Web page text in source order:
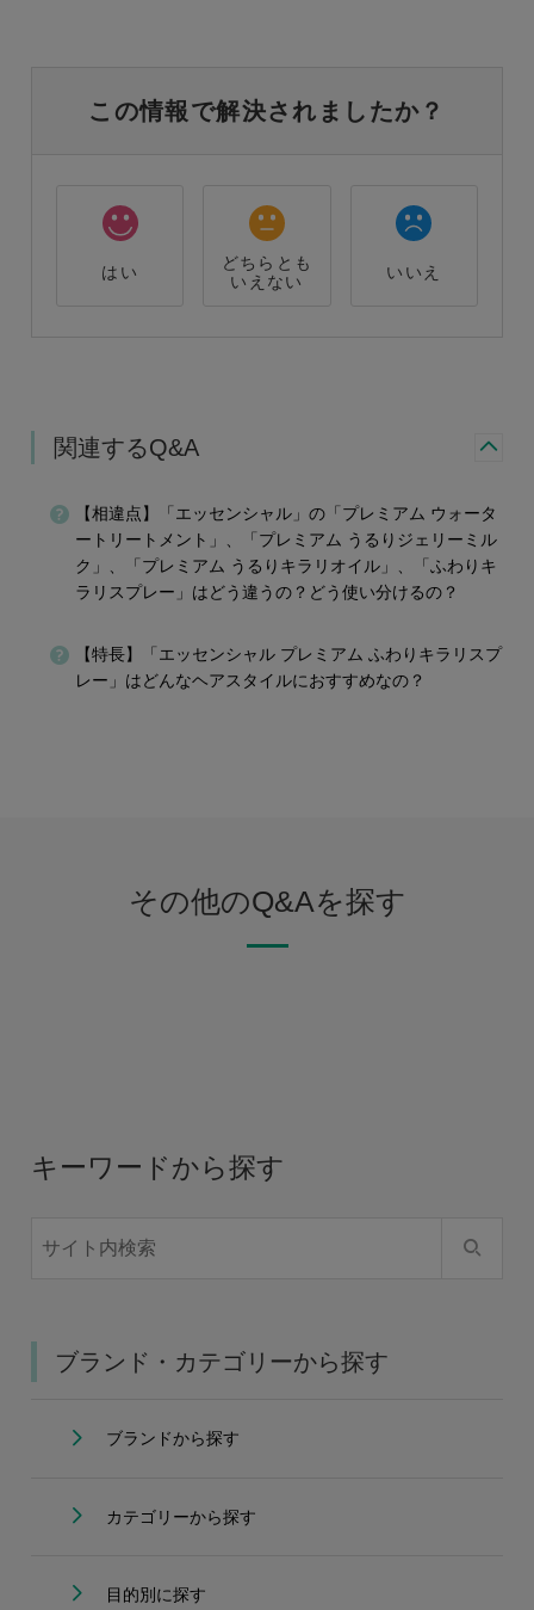
この情報で解決されましたか？
はい
どちらとも
いえない
いいえ
関連するQ&A
【相違点】「エッセンシャル」の「プレミアム ウォータ
ートリートメント」、「プレミアム うるりジェリーミル
ク」、「プレミアム うるりキラリオイル」、「ふわりキ
ラリスプレー」はどう違うの？どう使い分けるの？
【特長】「エッセンシャル プレミアム ふわりキラリスプ
レー」はどんなヘアスタイルにおすすめなの？
その他のQ&Aを探す
キーワードから探す
ブランド・カテゴリーから探す
ブランドから探す
カテゴリーから探す
目的別に探す